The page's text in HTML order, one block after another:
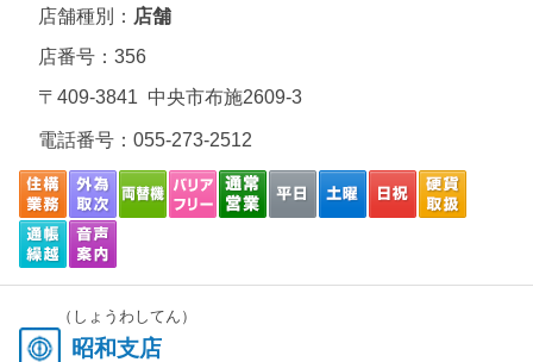
店舗種別： 店舗
店番号：356
〒409-3841 中央市布施2609-3
電話番号： 055-273-2512
（しょうわしてん）
昭和支店